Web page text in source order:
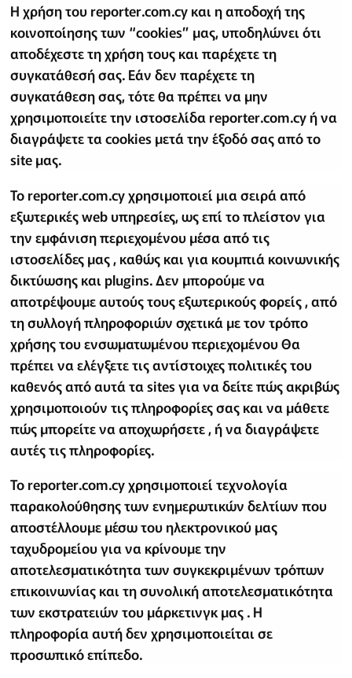
Η χρήση του reporter.com.cy και η αποδοχή της
κοινοποίησης των “cookies” μας, υποδηλώνει ότι
αποδέχεστε τη χρήση τους και παρέχετε τη
συγκατάθεσή σας. Εάν δεν παρέχετε τη
συγκατάθεση σας, τότε θα πρέπει να μην
χρησιμοποιείτε την ιστοσελίδα reporter.com.cy ή να
διαγράψετε τα cookies μετά την έξοδό σας από το
site μας.
Το reporter.com.cy χρησιμοποιεί μια σειρά από
εξωτερικές web υπηρεσίες, ως επί το πλείστον για
την εμφάνιση περιεχομένου μέσα από τις
ιστοσελίδες μας , καθώς και για κουμπιά κοινωνικής
δικτύωσης και plugins. Δεν μπορούμε να
αποτρέψουμε αυτούς τους εξωτερικούς φορείς , από
τη συλλογή πληροφοριών σχετικά με τον τρόπο
χρήσης του ενσωματωμένου περιεχομένου Θα
πρέπει να ελέγξετε τις αντίστοιχες πολιτικές του
καθενός από αυτά τα sites για να δείτε πώς ακριβώς
χρησιμοποιούν τις πληροφορίες σας και να μάθετε
πώς μπορείτε να αποχωρήσετε , ή να διαγράψετε
αυτές τις πληροφορίες.
Το reporter.com.cy χρησιμοποιεί τεχνολογία
παρακολούθησης των ενημερωτικών δελτίων που
αποστέλλουμε μέσω του ηλεκτρονικού μας
ταχυδρομείου για να κρίνουμε την
αποτελεσματικότητα των συγκεκριμένων τρόπων
επικοινωνίας και τη συνολική αποτελεσματικότητα
των εκστρατειών του μάρκετινγκ μας . Η
πληροφορία αυτή δεν χρησιμοποιείται σε
προσωπικό επίπεδο.